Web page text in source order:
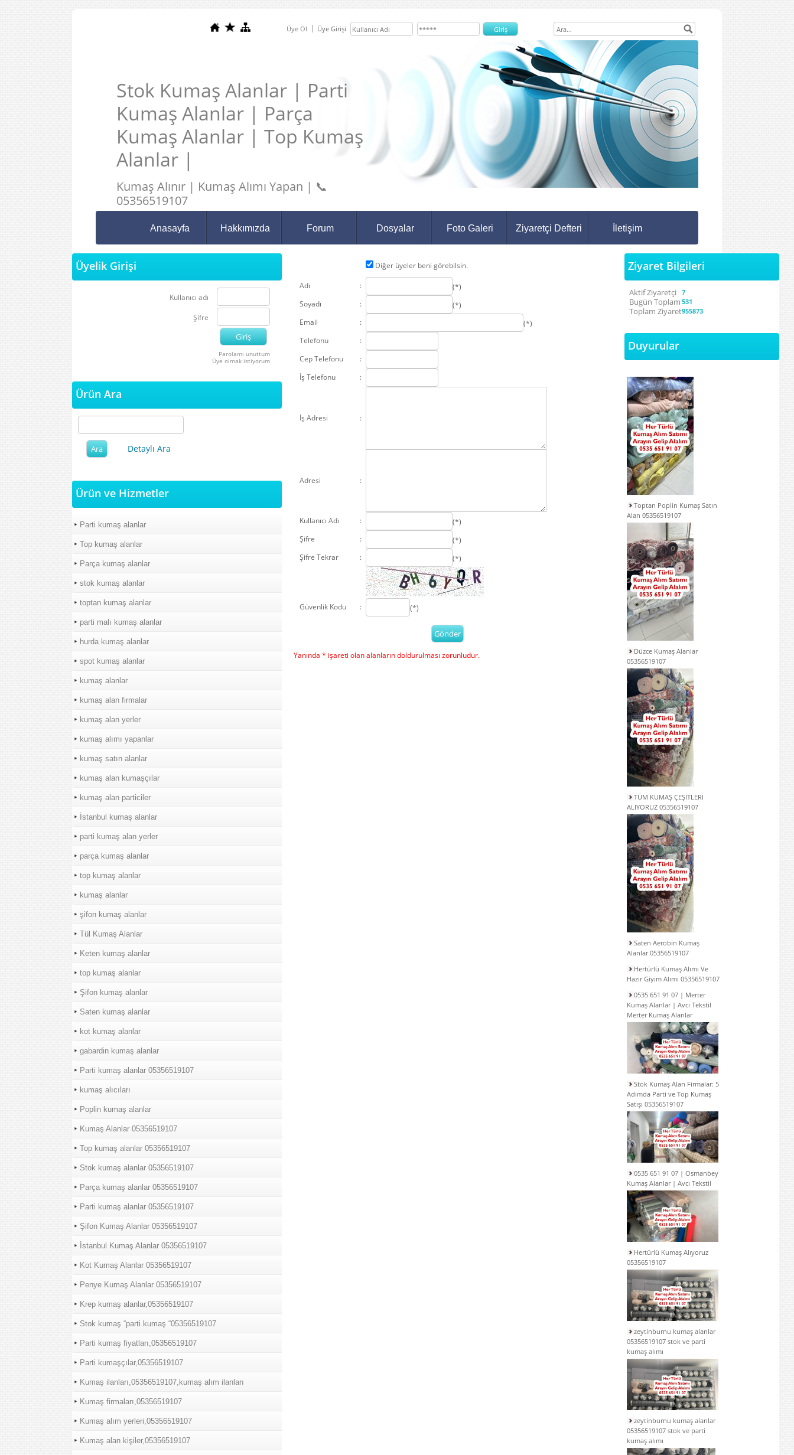
Üye Ol Üye Girişi
Stok Kumaş Alanlar | Parti
Kumaş Alanlar | Parça
Kumaş Alanlar | Top Kumaş
Alanlar |
Kumaş Alınır | Kumaş Alımı Yapan | 📞
05356519107
Anasayfa Hakkımızda Forum Dosyalar Foto Galeri Ziyaretçi Defteri İletişim
Üyelik Girişi
Kullanıcı adı
Şifre
Parolamı unuttum
Üye olmak istiyorum
Ürün Ara
Detaylı Ara
Ürün ve Hizmetler
Parti kumaş alanlar
Top kumaş alanlar
Parça kumaş alanlar
stok kumaş alanlar
toptan kumaş alanlar
parti malı kumaş alanlar
hurda kumaş alanlar
spot kumaş alanlar
kumaş alanlar
kumaş alan firmalar
kumaş alan yerler
kumaş alımı yapanlar
kumaş satın alanlar
kumaş alan kumaşçılar
kumaş alan particiler
İstanbul kumaş alanlar
parti kumaş alan yerler
parça kumaş alanlar
top kumaş alanlar
kumaş alanlar
şifon kumaş alanlar
Tül Kumaş Alanlar
Keten kumaş alanlar
top kumaş alanlar
Şifon kumaş alanlar
Saten kumaş alanlar
kot kumaş alanlar
gabardin kumaş alanlar
Parti kumaş alanlar 05356519107
kumaş alıcıları
Poplin kumaş alanlar
Kumaş Alanlar 05356519107
Top kumaş alanlar 05356519107
Stok kumaş alanlar 05356519107
Parça kumaş alanlar 05356519107
Parti kumaş alanlar 05356519107
Şifon Kumaş Alanlar 05356519107
İstanbul Kumaş Alanlar 05356519107
Kot Kumaş Alanlar 05356519107
Penye Kumaş Alanlar 05356519107
Krep kumaş alanlar,05356519107
Stok kumaş “parti kumaş “05356519107
Parti kumaş fiyatları,05356519107
Parti kumaşçılar,05356519107
Kumaş ilanları,05356519107,kumaş alım ilanları
Kumaş firmaları,05356519107
Kumaş alım yerleri,05356519107
Kumaş alan kişiler,05356519107
Diğer üyeler beni görebilsin.
Adı
:
(*)
Soyadı
:
(*)
Email
:
(*)
Telefonu
:
Cep Telefonu
:
İş Telefonu
:
İş Adresi :
Adresi :
Kullanıcı Adı :
(*)
Şifre
:
(*)
Şifre Tekrar
: (*)
Güvenlik Kodu : (*)
Yanında * işareti olan alanların doldurulması zorunludur.
Ziyaret Bilgileri
Aktif Ziyaretçi 7
Bugün Toplam 531
Toplam Ziyaret955873
Duyurular
Toptan Poplin Kumaş Satın
Alan 05356519107
Düzce Kumaş Alanlar
05356519107
TÜM KUMAŞ ÇEŞİTLERİ
ALIYORUZ 05356519107
Saten Aerobin Kumaş
Alanlar 05356519107
Hertürlü Kumaş Alımı Ve
Hazır Giyim Alımı 05356519107
0535 651 91 07 | Merter
Kumaş Alanlar | Avcı Tekstil
Merter Kumaş Alanlar
Stok Kumaş Alan Firmalar: 5
Adımda Parti ve Top Kumaş
Satışı 05356519107
0535 651 91 07 | Osmanbey
Kumaş Alanlar | Avcı Tekstil
Hertürlü Kumaş Alıyoruz
05356519107
zeytinburnu kumaş alanlar
05356519107 stok ve parti
kumaş alımı
zeytinburnu kumaş alanlar
05356519107 stok ve parti
kumaş alımı